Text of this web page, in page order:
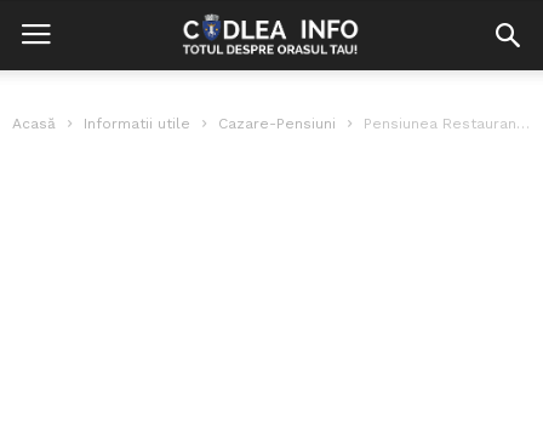
Acasă Informatii utile Cazare-Pensiuni Pensiunea Restaurant Cetate Codlea